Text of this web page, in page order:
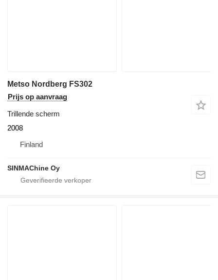
Metso Nordberg FS302
Prijs op aanvraag
Trillende scherm
2008
Finland
SINMAChine Oy